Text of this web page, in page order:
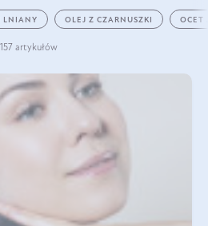
LNIANY OLEJ Z CZARNUSZKI OCET
157 artykułów